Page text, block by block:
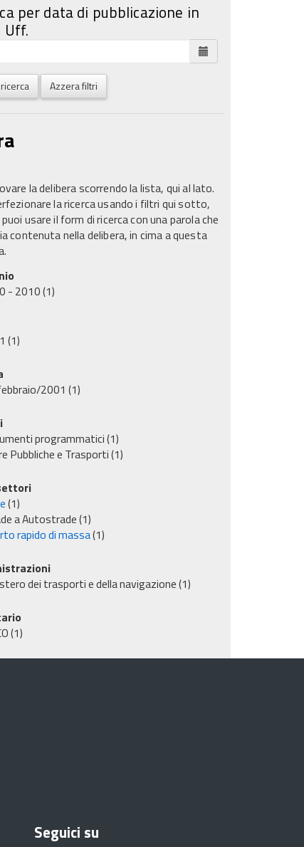
per data di pubblicazione in
Uff.
Azzera filtri
la delibera scorrendo la lista, qui al lato.
la ricerca usando i filtri qui sotto,
usare il form di ricerca con una parola che
contenuta nella delibera, in cima a questa
- 2010(1)
(1)
2001 (1)
programmatici(1)
Pubbliche e Trasporti(1)
(1)
a Autostrade(1)
rapido di massa(1)
dei trasporti e della navigazione(1)
(1)
Seguici su